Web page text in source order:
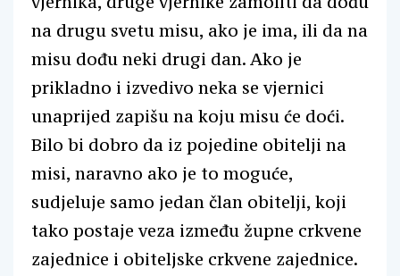
na drugu svetu misu, ako je ima, ili da na
misu dođu neki drugi dan. Ako je
prikladno i izvedivo neka se vjernici
unaprijed zapišu na koju misu će doći.
Bilo bi dobro da iz pojedine obitelji na
misi, naravno ako je to moguće,
sudjeluje samo jedan član obitelji, koji
tako postaje veza između župne crkvene
zajednice i obiteljske crkvene zajednice.